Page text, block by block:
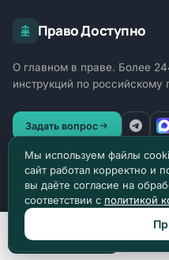
Право Доступно
О главном в праве. Более
инструкций по российскому
Задать вопрос
ОТРАСЛИ ПРАВА
Уголовное право
Гражданское право
Мы используем файлы
сайт работал корректно и
вы даёте согласие на
соответствии с политикой